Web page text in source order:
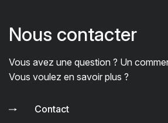
Nous contacter
Vous avez une question ? Un
Vous voulez en savoir plus ?
Contact